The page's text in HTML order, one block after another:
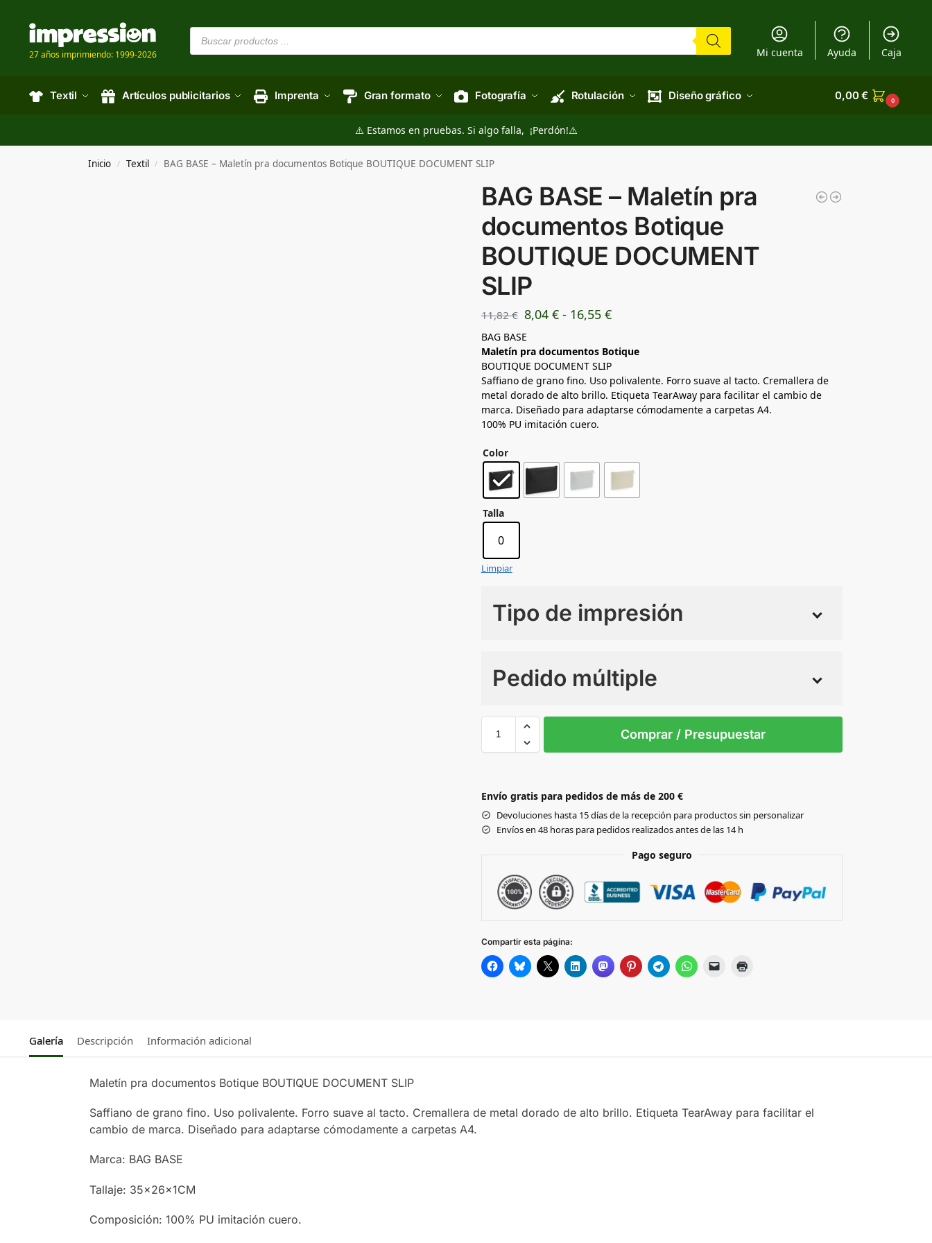
27 años imprimiendo: 1999-2026 Mi cuenta Ayuda Caja
Textil Artículos publicitarios Imprenta Gran formato Fotografía Rotulación Diseño gráfico 0,00€ 0
⚠️ Estamos en pruebas. Si algo falla, ¡Perdón!⚠️
Inicio / Textil / BAG BASE – Maletín pra documentos Botique BOUTIQUE DOCUMENT SLIP
BAG BASE – Maletín pra
documentos Botique
BOUTIQUE DOCUMENT
SLIP
11,82€ 8,04 € - 16,55 €
BAG BASE
Maletín pra documentos Botique
BOUTIQUE DOCUMENT SLIP
Saffiano de grano fino. Uso polivalente. Forro suave al tacto. Cremallera de
metal dorado de alto brillo. Etiqueta TearAway para facilitar el cambio de
marca. Diseñado para adaptarse cómodamente a carpetas A4.
100% PU imitación cuero.
Color
Talla
0
Limpiar
Tipo de impresión
Pedido múltiple
Black
OYSTER
SOFT GREY
BLACK/BLACK
Comprar / Presupuestar
Envío gratis para pedidos de más de 200 €
Devoluciones hasta 15 días de la recepción para productos sin personalizar
Envíos en 48 horas para pedidos realizados antes de las 14 h
Pago seguro
Compartir esta página:
Galería Descripción Información adicional
Maletín pra documentos Botique BOUTIQUE DOCUMENT SLIP
Saffiano de grano fino. Uso polivalente. Forro suave al tacto. Cremallera de metal dorado de alto brillo. Etiqueta TearAway para facilitar el
cambio de marca. Diseñado para adaptarse cómodamente a carpetas A4.
Marca: BAG BASE
Tallaje: 35x26x1CM
Composición: 100% PU imitación cuero.